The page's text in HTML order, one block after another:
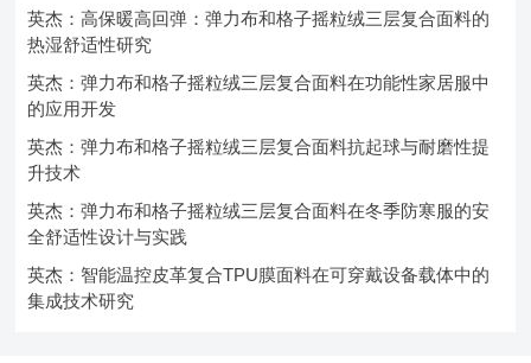
英杰：高保暖高回弹：弹力布和格子摇粒绒三层复合面料的
热湿舒适性研究
英杰：弹力布和格子摇粒绒三层复合面料在功能性家居服中
的应用开发
英杰：弹力布和格子摇粒绒三层复合面料抗起球与耐磨性提
升技术
英杰：弹力布和格子摇粒绒三层复合面料在冬季防寒服的安
全舒适性设计与实践
英杰：智能温控皮革复合TPU膜面料在可穿戴设备载体中的
集成技术研究